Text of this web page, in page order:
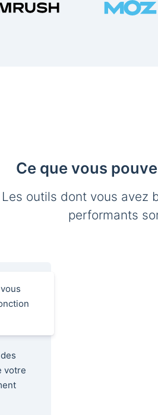
Ce que vous
Les outils dont vous avez
performants
votre